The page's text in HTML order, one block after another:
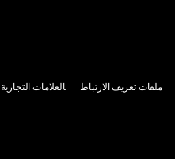
ملفات تعريف الارتباط العلامات التجارية